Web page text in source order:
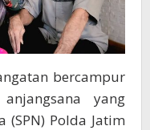
bercampur
yang
(SPN) Polda Jatim